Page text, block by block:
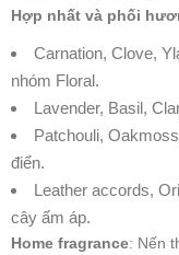
Hợp nhất và phối
Carnation, Clove,
nhóm Floral.
Lavender, Basil,
Patchouli,
điển.
Leather accords,
cây ấm áp.
Home fragrance: Nến